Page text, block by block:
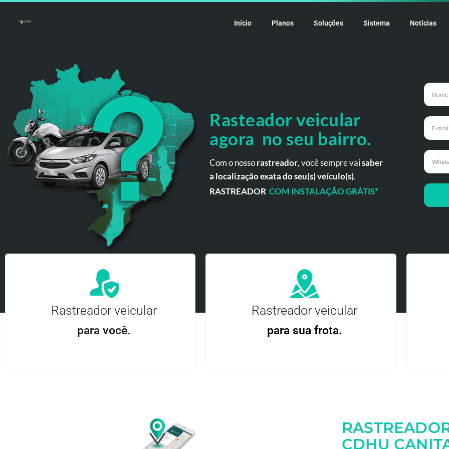
Início Planos Soluções Sistema Notícias
Rasteador veicular
agora no seu bairro.
Com o nossorastreador, você sempre vaisaber
a localização exata do seu(s) veículo(s).
RASTREADOR COM INSTALAÇÃO GRÁTIS*
Rastreador veicular
para você.
Rastreador veicular
para sua frota.
CDHU